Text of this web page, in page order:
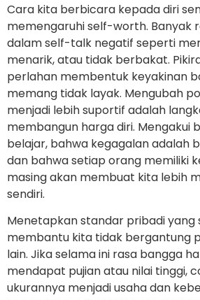
Cara kita berbicara kepada diri
memengaruhi self-worth. Banyak
dalam self-talk negatif seperti
menarik, atau tidak berbakat.
perlahan membentuk keyakinan
memang tidak layak. Mengubah
menjadi lebih suportif adalah
membangun harga diri. Mengakui
belajar, bahwa kegagalan adalah
dan bahwa setiap orang memiliki
masing akan membuat kita lebih
sendiri.
Menetapkan standar pribadi yang
membantu kita tidak bergantung
lain. Jika selama ini rasa bangga
mendapat pujian atau nilai tinggi,
ukurannya menjadi usaha dan